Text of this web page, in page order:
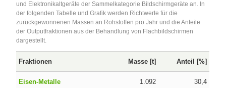
und Elektronikaltgeräte der Sammelkategorie Bildschirmgeräte an. In
der folgenden Tabelle und Grafik werden Richtwerte für die
zurückgewonnenen Massen an Rohstoffen pro Jahr und die Anteile
der Outputfraktionen aus der Behandlung von Flachbildschirmen
dargestellt.
Fraktionen Masse [t] Anteil [%]
Eisen-Metalle 1.092 30,4